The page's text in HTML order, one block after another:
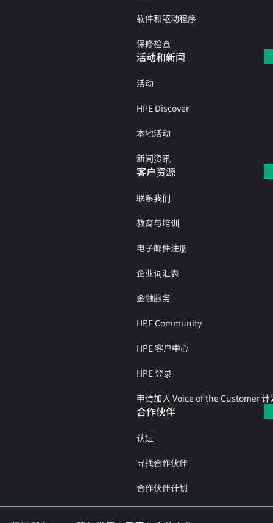
软件和驱动程序
保修检查
活动和新闻
活动
HPE Discover
本地活动
新闻资讯
客户资源
联系我们
教育与培训
电子邮件注册
企业词汇表
金融服务
HPE Community
HPE 客户中心
HPE 登录
申请加入 Voice of the Customer 计
合作伙伴
认证
寻找合作伙伴
合作伙伴计划